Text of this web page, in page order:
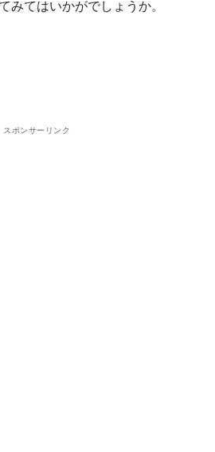
みてはいかがでしょうか。
スポンサーリンク